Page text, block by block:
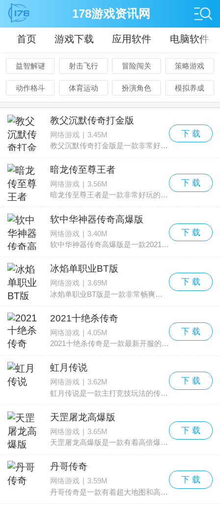
178游戏资讯网
首页 游戏下载 应用软件 电脑软件
益智解谜 射击飞行 冒险闯关 策略游戏
动作格斗 体育运动 扮演角色 模拟养成
教父沉默传奇打金版
网络游戏 | 3.45M
教父沉默传奇打金版是一款非常好玩的沉默打金传奇的游戏，在这款游戏中你可以在沉默的世界中体验一下各种刺激的打金感觉，还能享受到高爆的打金福利，一起来探索一下吧。
下 载
暗龙传至尊王者
网络游戏 | 3.56M
暗龙传至尊王者是一款非常好玩的传奇类游戏，玩家们能够在这里体验到最为爽快的战斗，并且游戏有着细腻的复古画面，现在下载登陆这款游戏就送海量的礼包，道士还能轻松招狗，喜欢传奇
下 载
软中华神器传奇高爆版
网络游戏 | 3.40M
软中华神器传奇高爆版是一款2021年4月最新上线的传奇游戏，游戏有着单职业的设定，并且加入了高爆福利，玩家们能够在这里感受超爽的游戏体验，支持自由交易和装备回收，就算是破烂装
下 载
冰焰单职业BT版
网络游戏 | 3.69M
冰焰单职业BT版是一款非常畅爽好玩的热血对战游戏，在这款游戏中你可以体验冰火两重天的传奇游戏，而且这款游戏福利还非常多，足够让你去享受到传奇世界的精彩。
下 载
2021十绝杀传奇
网络游戏 | 4.05M
2021十绝杀传奇是一款最新开服的传奇游戏，玩家们能够在这里感受到昔日传奇盛世，游戏加入了很多全新的游戏内容，并且保留了经典传奇游戏中最棒的那一部分内容，比如皇城决战、沙巴
下 载
虹月传说
网络游戏 | 3.62M
虹月传说是一款主打竞技玩法的传奇游戏，玩家们能够在其中享受极致高清的画面，并且还有超级震撼的战斗效果，游戏自带海量福利，上线直接领神器，还有各种变态修改，就是为让玩家们玩爽
下 载
天罡屠龙高爆版
网络游戏 | 3.65M
天罡屠龙高爆版是一款有着高倍爆率的传奇游戏，这款传奇游戏可以给你非常精彩的动作战斗格斗，享受到每一场炫酷PK，还有各种时装套装，让你人物的造型炫酷无比。
下 载
丹哥传奇
网络游戏 | 3.59M
丹哥传奇是一款有着超大地图和高爆率的全新版本传奇游戏，有着多样化的战斗方式，玩家们需要在副本中不断的历练，增强自己的战斗力，最终才能获得超强的实力，游戏中上线就能直接领取
下 载